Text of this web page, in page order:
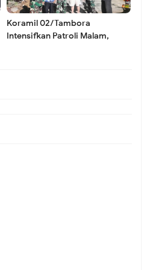
Koramil 02/Tambora
Intensifkan Patroli Malam,